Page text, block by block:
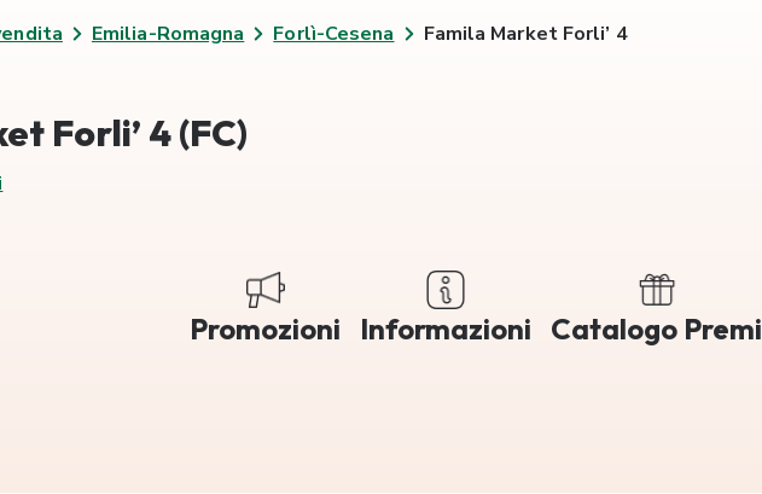
Emilia-Romagna Forlì-Cesena Famila Market Forli’ 4
Forli’ 4 (FC)
Promozioni Informazioni Catalogo Premi